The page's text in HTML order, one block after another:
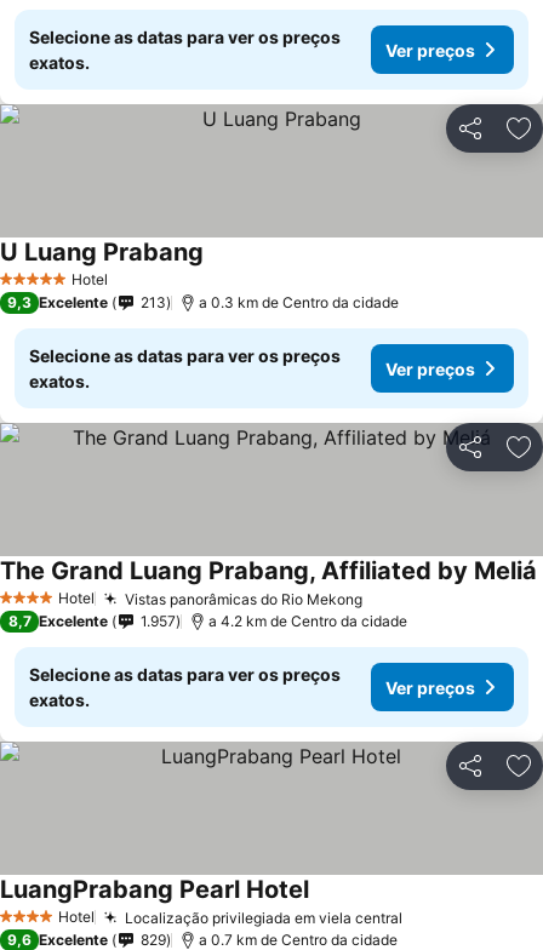
Selecione as datas para ver os preços
exatos.
Ver preços
Partilhar
5 Estrelas Hotel
U Luang Prabang
9,3 Excelente 213 a 0.3 km de Centro da cidade
Selecione as datas para ver os preços
exatos.
Ver preços
Partilhar
4 EstrelasHotel Vistas panorâmicas do Rio MekongVer preços
The Grand Luang Prabang, Affiliated by Meliá
8,7 Excelente 1.957 a 4.2 km de Centro da cidade
Selecione as datas para ver os preços
exatos.
Ver preços
Partilhar
4 EstrelasHotel Localização privilegiada em viela central
LuangPrabang Pearl HotelVer preços
9,6 Excelente 829 a 0.7 km de Centro da cidade